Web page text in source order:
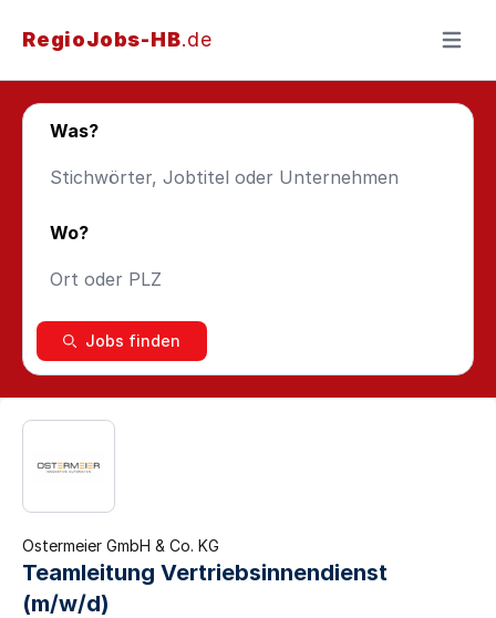
RegioJobs-HB.de Menü
Was?
Wo?
Jobs finden
Ostermeier GmbH & Co. KG
Teamleitung Vertriebsinnendienst
(m/w/d)